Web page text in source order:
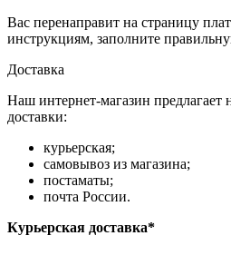
Вас перенаправит на страницу
инструкциям, заполните
Доставка
Наш интернет-магазин предлагает
доставки:
курьерская;
самовывоз из магазина;
постаматы;
почта России.
Курьерская доставка*